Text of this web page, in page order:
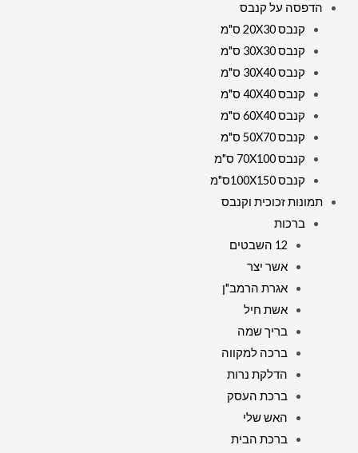
הדפסה על קנבס
קנבס 20X30 ס"מ
קנבס 30X30 ס"מ
קנבס 30X40 ס"מ
קנבס 40X40 ס"מ
קנבס 60X40 ס"מ
קנבס 50X70 ס"מ
קנבס 70X100 ס"מ
קנבס 100X150ס"מ
תמונות זכוכית וקנבס
ברכות
12 השבטים
אשר יצר
אגרת הרמב"ן
אשת חיל
בריך שמה
ברכה למקווה
הדלקת נרות
ברכת העסק
האש שלי
ברכת הבית